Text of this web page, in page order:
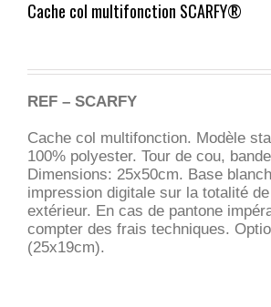
Cache col multifonction SCARFY®
REF – SCARFY
Cache col multifonction. Modèle
100% polyester. Tour de cou,
Dimensions: 25x50cm. Base
impression digitale sur la totalité
extérieur. En cas de pantone
compter des frais techniques.
(25x19cm).